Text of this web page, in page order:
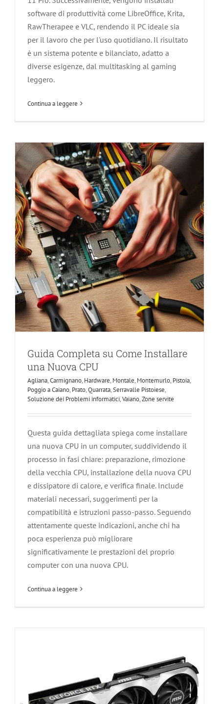
software di produttività come LibreOffice, Krita,
RawTherapee e VLC, rendendo il PC ideale sia
per il lavoro che per l'uso quotidiano. Il risultato
è un sistema potente e bilanciato, adatto a
diverse esigenze, dal multitasking al gaming
leggero.
Continua a leggere
Guida Completa su Come Installare
una Nuova CPU
Agliana Carmignano Hardware Montale Montemurlo
Soluzione dei Problemi informatici
Guida Completa su Come Installare
una Nuova CPU
Agliana,Carmignano, Hardware, Montale, Montemurlo, Pistoia,
Poggio a Caiano, Prato,Quarrata,Serravalle Pistoiese,
Soluzione dei Problemi informatici,Vaiano,Zone servite
Questa guida dettagliata spiega come installare
una nuova CPU in un computer, suddividendo il
processo in fasi chiare: preparazione, rimozione
della vecchia CPU, installazione della nuova CPU
e dissipatore di calore, e verifica finale. Include
materiali necessari, suggerimenti per la
compatibilità e istruzioni passo-passo. Seguendo
attentamente queste indicazioni, anche chi ha
poca esperienza può migliorare
significativamente le prestazioni del proprio
computer con una nuova CPU.
Continua a leggere
Guida Completa all’Installazione di una
Scheda Grafica
Agliana Carmignano Hardware Montale Montemurlo
Poggio a Caiano Quarrata
Soluzione dei Problemi informatici